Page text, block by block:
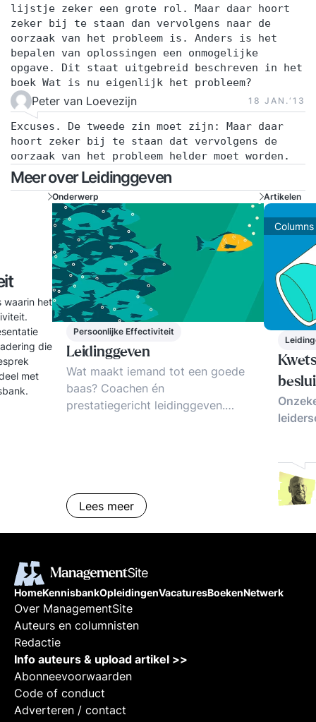
lijstje zeker een grote rol. Maar daar hoort
zeker bij te staan dan vervolgens naar de
oorzaak van het probleem is. Anders is het
bepalen van oplossingen een onmogelijke
opgave. Dit staat uitgebreid beschreven in het
boek Wat is nu eigenlijk het probleem?
Peter van Loevezijn 18 JAN.‘13
Excuses. De tweede zin moet zijn: Maar daar
hoort zeker bij te staan dat vervolgens de
oorzaak van het probleem helder moet worden.
Meer over Leidinggeven
waarin het
die
met
Onderwerp
Persoonlijke Effectiviteit
Leidinggeven
Wat maakt iemand tot een goede
baas? Coachen én
prestatiegericht leidinggeven.
Lees meer
Artikelen
Columns
HomeKennisbankOpleidingenVacaturesBoekenNetwerk
Over ManagementSite
Auteurs en columnisten
Redactie
Info auteurs & upload artikel >>
Abonneevoorwaarden
Code of conduct
Adverteren / contact